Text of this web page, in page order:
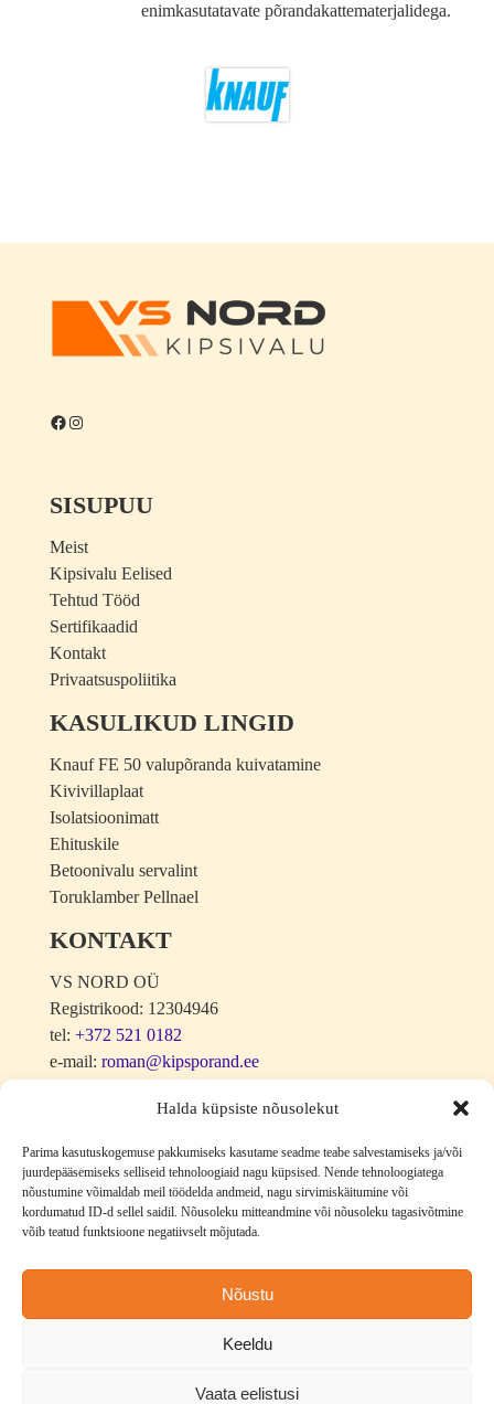
Halda küpsiste nõusolekut
Parima kasutuskogemuse pakkumiseks kasutame seadme teabe salvestamiseks ja/või
juurdepääsemiseks selliseid tehnoloogiaid nagu küpsised. Nende tehnoloogiatega
nõustumine võimaldab meil töödelda andmeid, nagu sirvimiskäitumine või
kordumatud ID-d sellel saidil. Nõusoleku mitteandmine või nõusoleku tagasivõtmine
võib teatud funktsioone negatiivselt mõjutada.
Nõustu
Keeldu
Vaata eelistusi
enimkasutatavate põrandakattematerjalidega.
Facebook
Instagram
SISUPUU
Meist
Kipsivalu Eelised
Tehtud Tööd
Sertifikaadid
Kontakt
Privaatsuspoliitika
KASULIKUD LINGID
Knauf FE 50 valupõranda kuivatamine
Kivivillaplaat
Isolatsioonimatt
Ehituskile
Betoonivalu servalint
Toruklamber Pellnael
KONTAKT
VS NORD OÜ
Registrikood: 12304946
tel: +372 521 0182
e-mail: roman@kipsporand.ee